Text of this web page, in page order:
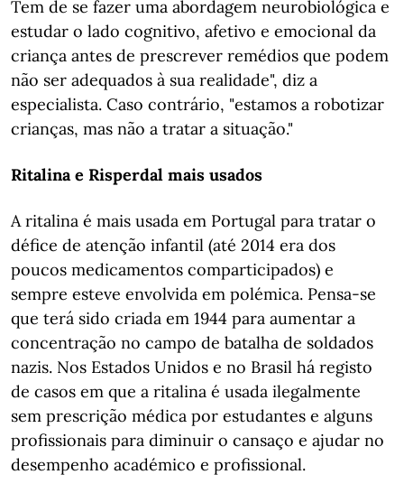
Tem de se fazer uma abordagem neurobiológica e
estudar o lado cognitivo, afetivo e emocional da
criança antes de prescrever remédios que podem
não ser adequados à sua realidade", diz a
especialista. Caso contrário, "estamos a robotizar
crianças, mas não a tratar a situação."
Ritalina e Risperdal mais usados
A ritalina é mais usada em Portugal para tratar o
défice de atenção infantil (até 2014 era dos
poucos medicamentos comparticipados) e
sempre esteve envolvida em polémica. Pensa-se
que terá sido criada em 1944 para aumentar a
concentração no campo de batalha de soldados
nazis. Nos Estados Unidos e no Brasil há registo
de casos em que a ritalina é usada ilegalmente
sem prescrição médica por estudantes e alguns
profissionais para diminuir o cansaço e ajudar no
desempenho académico e profissional.